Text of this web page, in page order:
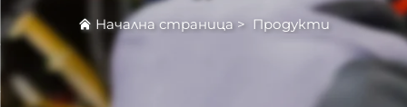
Начална страница> Продукти